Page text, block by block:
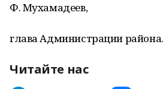
Ф. Мухамадеев,
глава Администрации района.
Читайте нас